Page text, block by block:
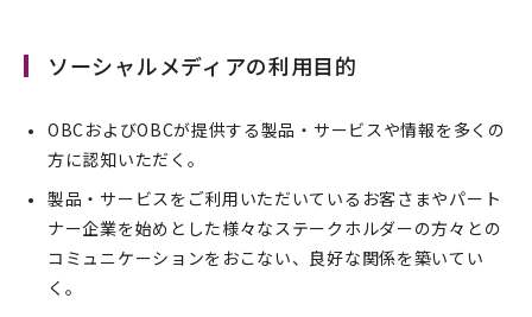
ソーシャルメディアの利用目的
OBCおよびOBCが提供する製品・サービスや情報を多くの
方に認知いただく。
製品・サービスをご利用いただいているお客さまやパート
ナー企業を始めとした様々なステークホルダーの方々との
コミュニケーションをおこない、良好な関係を築いてい
く。